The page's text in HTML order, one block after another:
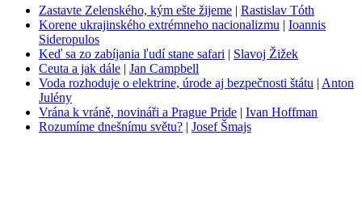
Zastavte Zelenského, kým ešte žijeme | Rastislav Tóth
Korene ukrajinského extrémneho nacionalizmu | Ioannis
Sideropulos
Keď sa zo zabíjania ľudí stane safari | Slavoj Žižek
Ceuta a jak dále | Jan Campbell
Voda rozhoduje o elektrine, úrode aj bezpečnosti štátu | Anton
Julény
Vrána k vráně, novináři a Prague Pride | Ivan Hoffman
Rozumíme dnešnímu světu? | Josef Šmajs